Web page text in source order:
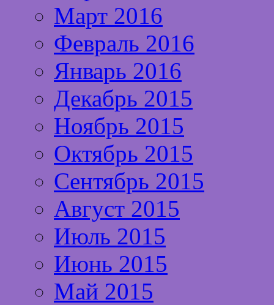
Март 2016
Февраль 2016
Январь 2016
Декабрь 2015
Ноябрь 2015
Октябрь 2015
Сентябрь 2015
Август 2015
Июль 2015
Июнь 2015
Май 2015